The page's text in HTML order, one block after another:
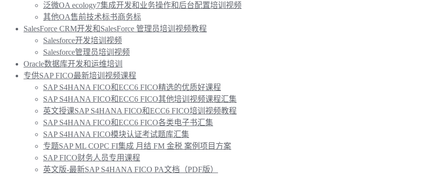
泛微OA ecology7集成开发和业务操作和后台配置培训视频
其他OA售前技术标书商务标
SalesForce CRM开发和SalesForce 管理员培训视频教程
Salesforce开发培训视频
Salesforce管理员培训视频
Oracle数据库开发和运维培训
专供SAP FICO最新培训视频课程
SAP S4HANA FICO和ECC6 FICO精选的优质好课程
SAP S4HANA FICO和ECC6 FICO其他培训视频课程汇集
英文授课SAP S4HANA FICO和ECC6 FICO培训视频教程
SAP S4HANA FICO和ECC6 FICO各类电子书汇集
SAP S4HANA FICO模块认证考试题库汇集
专题SAP ML COPC FI集成 月结 FM 金税 案例项目方案
SAP FICO财务人员专用课程
英文版-最新SAP S4HANA FICO PA文档（PDF版）